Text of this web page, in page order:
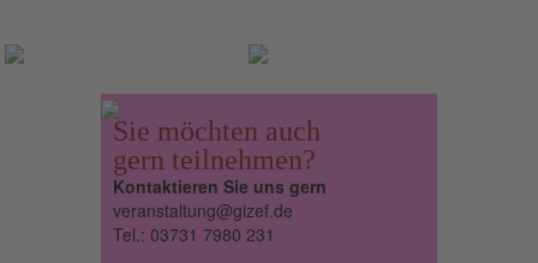
Sie möchten auch
gern teilnehmen?
Kontaktieren Sie uns gern
veranstaltung@gizef.de
Tel.: 03731 7980 231